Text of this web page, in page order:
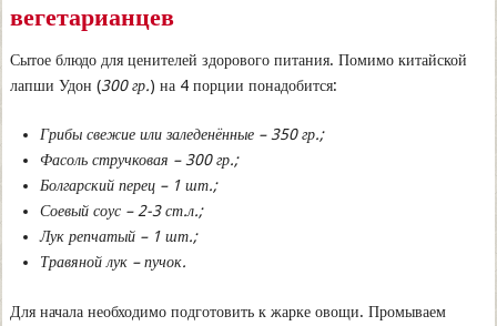
вегетарианцев
Сытое блюдо для ценителей здорового питания. Помимо китайской
лапши Удон (300 гр.) на 4 порции понадобится:
Грибы свежие или заледенённые – 350 гр.;
Фасоль стручковая – 300 гр.;
Болгарский перец – 1 шт.;
Соевый соус – 2-3 ст.л.;
Лук репчатый – 1 шт.;
Травяной лук – пучок.
Для начала необходимо подготовить к жарке овощи. Промываем